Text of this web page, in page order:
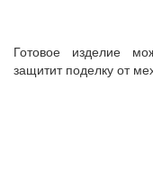
Готовое изделие
защитит поделку от